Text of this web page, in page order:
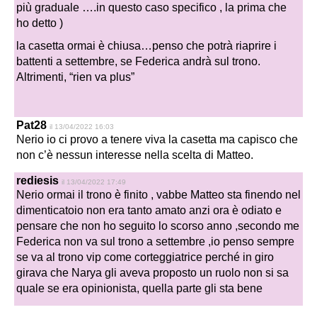
più graduale ….in questo caso specifico , la prima che
ho detto )
la casetta ormai è chiusa…penso che potrà riaprire i
battenti a settembre, se Federica andrà sul trono.
Altrimenti, “rien va plus”
Pat28 il 13/04/2022 16:03
Nerio io ci provo a tenere viva la casetta ma capisco che
non c’è nessun interesse nella scelta di Matteo.
rediesis il 13/04/2022 17:49
Nerio ormai il trono è finito , vabbe Matteo sta finendo nel
dimenticatoio non era tanto amato anzi ora è odiato e
pensare che non ho seguito lo scorso anno ,secondo me
Federica non va sul trono a settembre ,io penso sempre
se va al trono vip come corteggiatrice perché in giro
girava che Narya gli aveva proposto un ruolo non si sa
quale se era opinionista, quella parte gli sta bene